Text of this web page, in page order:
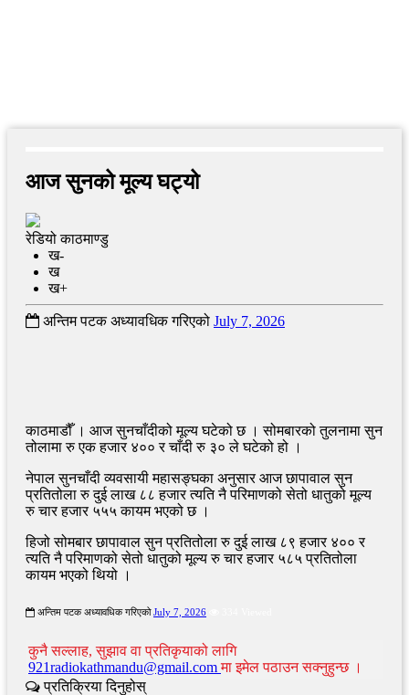
आज सुनको मूल्य घट्यो
रेडियो काठमाण्डु
ख-
ख
ख+
अन्तिम पटक अध्यावधिक गरिएको July 7, 2026
काठमाडौँ । आज सुनचाँदीको मूल्य घटेको छ । सोमबारको तुलनामा सुन
तोलामा रु एक हजार ४०० र चाँदी रु ३० ले घटेको हो ।
नेपाल सुनचाँदी व्यवसायी महासङ्घका अनुसार आज छापावाल सुन
प्रतितोला रु दुई लाख ८८ हजार त्यति नै परिमाणको सेतो धातुको मूल्य
रु चार हजार ५५५ कायम भएको छ ।
हिजो सोमबार छापावाल सुन प्रतितोला रु दुई लाख ८९ हजार ४०० र
त्यति नै परिमाणको सेतो धातुको मूल्य रु चार हजार ५८५ प्रतितोला
कायम भएको थियो ।
अन्तिम पटक अध्यावधिक गरिएको July 7, 2026
कुनै सल्लाह, सुझाव वा प्रतिकृयाको लागि
921radiokathmandu@gmail.comमा इमेल पठाउन सक्नुहुन्छ ।
प्रतिक्रिया दिनुहोस्